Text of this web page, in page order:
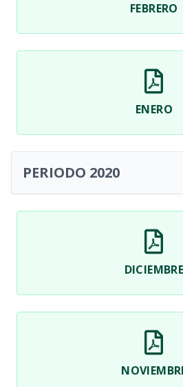
FEBRERO
ENERO
PERIODO 2020
DICIEMBRE